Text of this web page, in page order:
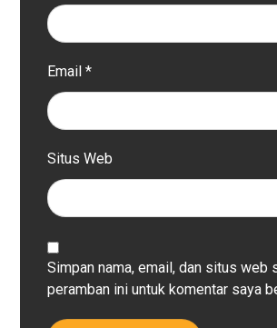
Email*
Situs Web
Simpan nama, email, dan situs web
peramban ini untuk komentar saya